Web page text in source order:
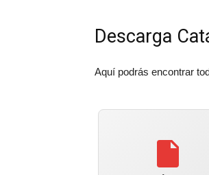
Descarga
Aquí podrás encontrar